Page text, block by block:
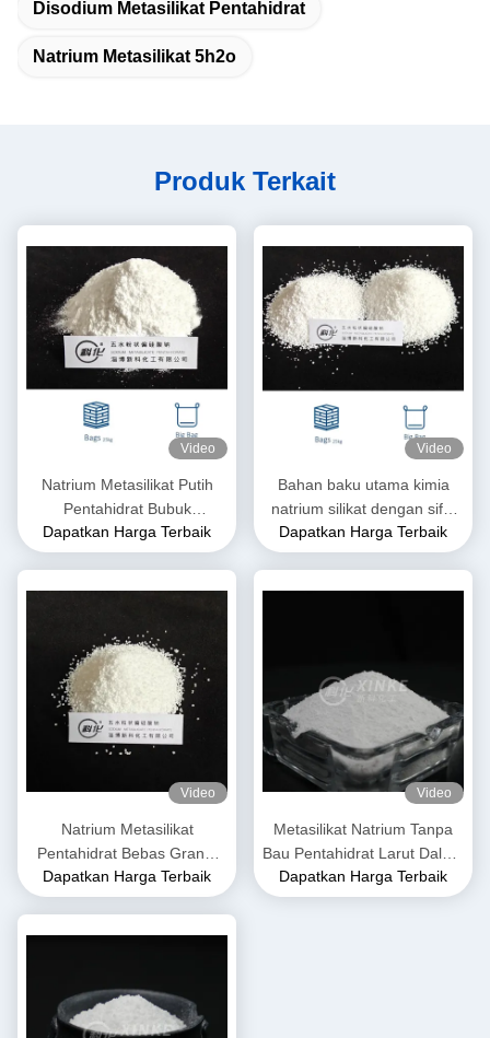
Disodium Metasilikat Pentahidrat
Natrium Metasilikat 5h2o
Produk Terkait
Video
Natrium Metasilikat Putih
Pentahidrat Bubuk
Na2SiO3·5H2O Larut dalam
Air
Dapatkan Harga Terbaik
Video
Bahan baku utama kimia
natrium silikat dengan sifat
serbaguna
Dapatkan Harga Terbaik
Video
Natrium Metasilikat
Pentahidrat Bebas Granul
Warna Putih
Dapatkan Harga Terbaik
Video
Metasilikat Natrium Tanpa
Bau Pentahidrat Larut Dalam
Air Berat Molekuler 212.14
G/mol
Dapatkan Harga Terbaik